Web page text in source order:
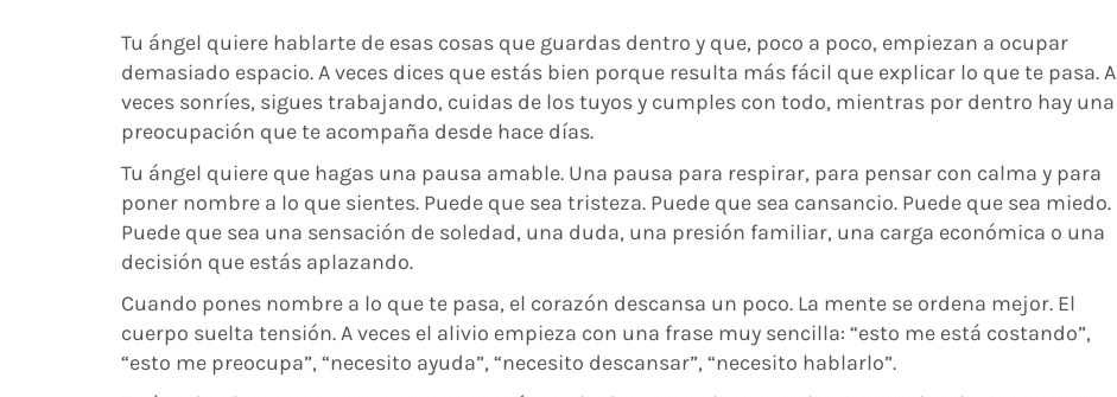
Tu ángel quiere hablarte de esas cosas que guardas dentro y que, poco a poco, empiezan a ocupar
demasiado espacio. A veces dices que estás bien porque resulta más fácil que explicar lo que te pasa. A
veces sonríes, sigues trabajando, cuidas de los tuyos y cumples con todo, mientras por dentro hay una
preocupación que te acompaña desde hace días.
Tu ángel quiere que hagas una pausa amable. Una pausa para respirar, para pensar con calma y para
poner nombre a lo que sientes. Puede que sea tristeza. Puede que sea cansancio. Puede que sea miedo.
Puede que sea una sensación de soledad, una duda, una presión familiar, una carga económica o una
decisión que estás aplazando.
Cuando pones nombre a lo que te pasa, el corazón descansa un poco. La mente se ordena mejor. El
cuerpo suelta tensión. A veces el alivio empieza con una frase muy sencilla: “esto me está costando”,
“esto me preocupa”, “necesito ayuda”, “necesito descansar”, “necesito hablarlo”.